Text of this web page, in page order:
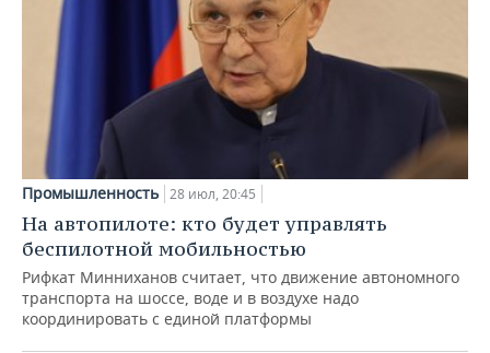
Промышленность 28 июл, 20:45
На автопилоте: кто будет управлять
беспилотной мобильностью
Рифкат Минниханов считает, что движение автономного
транспорта на шоссе, воде и в воздухе надо
координировать с единой платформы